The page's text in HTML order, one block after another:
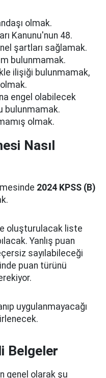
olmak.
Kanunu'nun 48.
şartları sağlamak.
bulunmamak.
ilişiği bulunmamak,
engel olabilecek
bulunmamak.
olmak.
Nasıl
2024 KPSS (B)
oluşturulacak liste
Yanlış puan
sayılabileceği
puan türünü
uygulanmayacağı
Belgeler
genel olarak şu